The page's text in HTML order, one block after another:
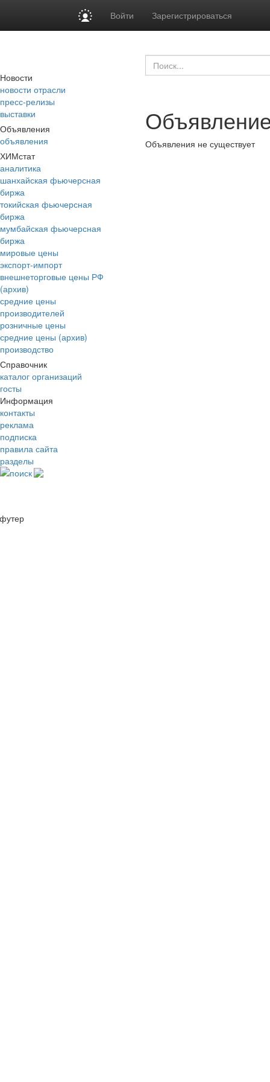
Войти Зарегистрироваться
Новости
новости отрасли
пресс-релизы
выставки
Объявления
объявления
ХИМстат
аналитика
шанхайская фьючерсная
биржа
токийская фьючерсная
биржа
мумбайская фьючерсная
биржа
мировые цены
экспорт-импорт
внешнеторговые цены РФ
(архив)
средние цены
производителей
розничные цены
средние цены (архив)
производство
Справочник
каталог организаций
госты
Информация
контакты
реклама
подписка
правила сайта
разделы
поиск
Объявления не существует
футер